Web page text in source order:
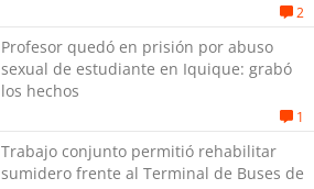
2
Profesor quedó en prisión por abuso
sexual de estudiante en Iquique: grabó
los hechos
1
Trabajo conjunto permitió rehabilitar
sumidero frente al Terminal de Buses de